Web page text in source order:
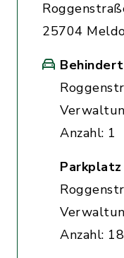
25704
Anzahl: 1
Parkplatz
Anzahl: 18